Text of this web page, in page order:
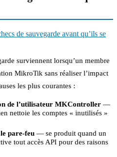
de sauvegarde avant qu’ils se
surviennent lorsqu’un membre
MikroTik sans réaliser l’impact
les plus courantes :
de l’utilisateur MKController —
nettoie les comptes « inutilisés »
pare-feu — se produit quand un
tout accès API pour des raisons